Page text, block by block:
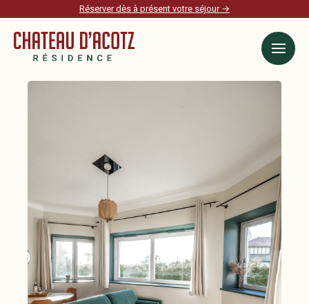
Réserver dès à présent votre séjour →